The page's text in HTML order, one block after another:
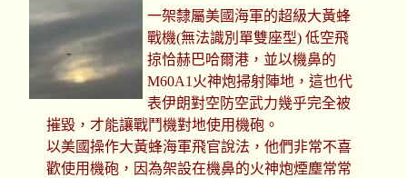
一架隸屬美國海軍的超級大黃蜂
戰機(無法識別單雙座型) 低空飛
掠恰赫巴哈爾港，並以機鼻的
M60A1火神炮掃射陣地，這也代
表伊朗對空防空武力幾乎完全被
摧毀，才能讓戰鬥機對地使用機砲。
以美國操作大黃蜂海軍飛官說法，他們非常不喜
歡使用機砲，因為架設在機鼻的火神炮煙塵常常